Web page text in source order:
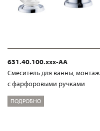
631.40.100.xxx-AA
Смеситель для ванны,
с фарфоровыми ручками
ПОДРОБНО